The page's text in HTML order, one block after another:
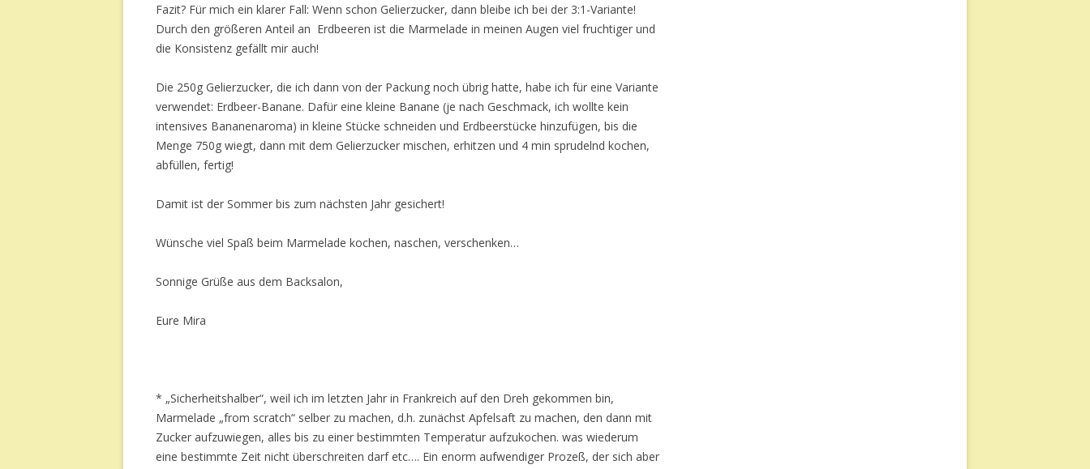
Fazit? Für mich ein klarer Fall: Wenn schon Gelierzucker, dann bleibe ich bei der 3:1-Variante!
Durch den größeren Anteil an Erdbeeren ist die Marmelade in meinen Augen viel fruchtiger und
die Konsistenz gefällt mir auch!
Die 250g Gelierzucker, die ich dann von der Packung noch übrig hatte, habe ich für eine Variante
verwendet: Erdbeer-Banane. Dafür eine kleine Banane (je nach Geschmack, ich wollte kein
intensives Bananenaroma) in kleine Stücke schneiden und Erdbeerstücke hinzufügen, bis die
Menge 750g wiegt, dann mit dem Gelierzucker mischen, erhitzen und 4 min sprudelnd kochen,
abfüllen, fertig!
Damit ist der Sommer bis zum nächsten Jahr gesichert!
Wünsche viel Spaß beim Marmelade kochen, naschen, verschenken…
Sonnige Grüße aus dem Backsalon,
Eure Mira
* „Sicherheitshalber“, weil ich im letzten Jahr in Frankreich auf den Dreh gekommen bin,
Marmelade „from scratch“ selber zu machen, d.h. zunächst Apfelsaft zu machen, den dann mit
Zucker aufzuwiegen, alles bis zu einer bestimmten Temperatur aufzukochen. was wiederum
eine bestimmte Zeit nicht überschreiten darf etc…. Ein enorm aufwendiger Prozeß, der sich aber